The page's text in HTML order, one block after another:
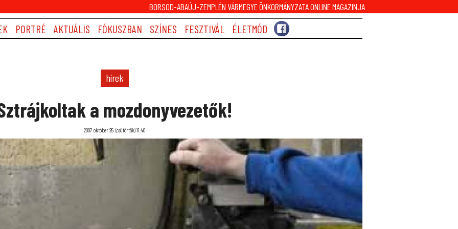
BORSOD-ABAÚJ-ZEMPLÉN VÁRMEGYE ÖNKORMÁNYZATA ONLINE MAGAZINJA
PORTRÉ AKTUÁLIS FÓKUSZBAN SZÍNES FESZTIVÁL ÉLETMÓD
hírek
a mozdonyvezetők!
2007. október 25. (csütörtök) 11:40